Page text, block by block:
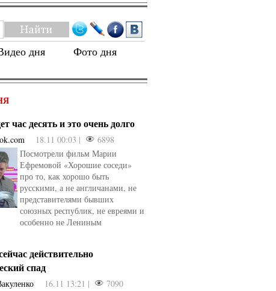
дня Фото дня
час десять и это очень долго
18.11 00:03 |
6898
Посмотрели фильм Марии
Ефремовой «Хорошие соседи»
про то, как хорошо быть
русскими, а не англичанами, не
представителями бывших
союзных республик, не евреями и
особенно не Лениным
действительно
спад
16.11 13:21 |
7090